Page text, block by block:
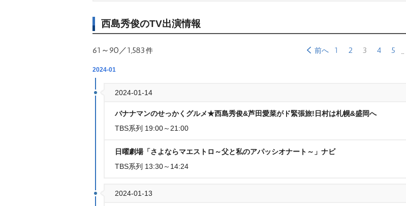
西島秀俊のTV出演情報
61～90／1,583件 前へ 1 2 3 4 5
2024-01
2024-01-14
バナナマンのせっかくグルメ★西島秀俊&芦田愛菜がド緊張旅!日村は札幌&盛岡へ
TBS系列 19:00～21:00
日曜劇場「さよならマエストロ～父と私のアパッシオナート～」ナビ
TBS系列 13:30～14:24
2024-01-13